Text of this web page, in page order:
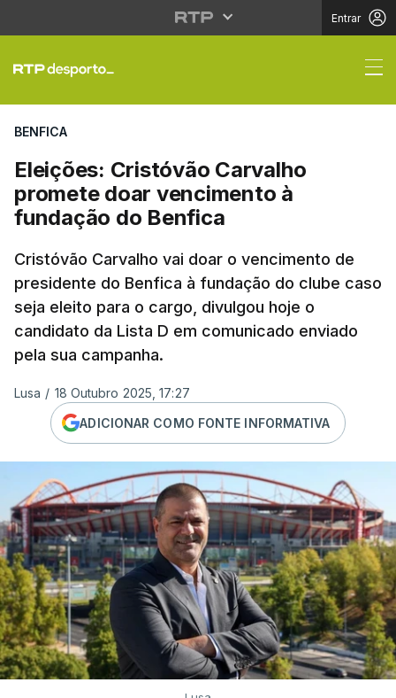
Entrar
Eleições: Cristóvão
BENFICA
Eleições: Cristóvão Carvalho
promete doar vencimento à
fundação do Benfica
Cristóvão Carvalho vai doar o vencimento de
presidente do Benfica à fundação do clube caso
seja eleito para o cargo, divulgou hoje o
candidato da Lista D em comunicado enviado
pela sua campanha.
Lusa / 18 Outubro 2025, 17:27
ADICIONAR COMO FONTE INFORMATIVA